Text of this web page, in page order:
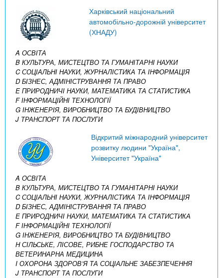
Харківський національний
автомобільно-дорожній університет
(ХНАДУ)
A ОСВІТА
B КУЛЬТУРА, МИСТЕЦТВО ТА ГУМАНІТАРНІ НАУКИ
C СОЦІАЛЬНІ НАУКИ, ЖУРНАЛІСТИКА ТА ІНФОРМАЦІЯ
D БІЗНЕС, АДМІНІСТРУВАННЯ ТА ПРАВО
E ПРИРОДНИЧІ НАУКИ, МАТЕМАТИКА ТА СТАТИСТИКА
F ІНФОРМАЦІЙНІ ТЕХНОЛОГІЇ
G ІНЖЕНЕРІЯ, ВИРОБНИЦТВО ТА БУДІВНИЦТВО
J ТРАНСПОРТ ТА ПОСЛУГИ
Відкритий міжнародний університет
розвитку людини "Україна",
Університет "Україна"
A ОСВІТА
B КУЛЬТУРА, МИСТЕЦТВО ТА ГУМАНІТАРНІ НАУКИ
C СОЦІАЛЬНІ НАУКИ, ЖУРНАЛІСТИКА ТА ІНФОРМАЦІЯ
D БІЗНЕС, АДМІНІСТРУВАННЯ ТА ПРАВО
E ПРИРОДНИЧІ НАУКИ, МАТЕМАТИКА ТА СТАТИСТИКА
F ІНФОРМАЦІЙНІ ТЕХНОЛОГІЇ
G ІНЖЕНЕРІЯ, ВИРОБНИЦТВО ТА БУДІВНИЦТВО
H СІЛЬСЬКЕ, ЛІСОВЕ, РИБНЕ ГОСПОДАРСТВО ТА
ВЕТЕРИНАРНА МЕДИЦИНА
I ОХОРОНА ЗДОРОВ’Я ТА СОЦІАЛЬНЕ ЗАБЕЗПЕЧЕННЯ
J ТРАНСПОРТ ТА ПОСЛУГИ